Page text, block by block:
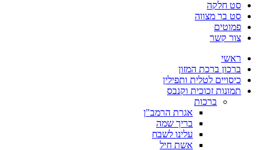
סט חלקה
סט בר מצווה
פמוטים
צור קשר
ראשי
ברכון ברכת המזון
כיסויים לטלית ותפילין
תמונות זכוכית וקנבס
ברכות
אגרת הרמב"ן
בריך שמה
עלינו לשבח
אשת חיל